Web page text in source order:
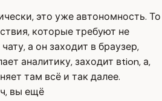
это уже автономность. То
которые требуют не
а он заходит в браузер,
аналитику, заходит вtion, а,
там всё и так далее.
вы ещё